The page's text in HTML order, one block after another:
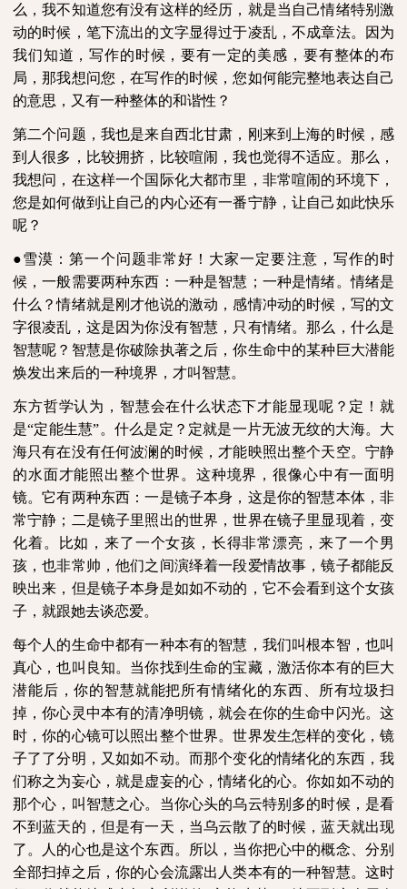
么，我不知道您有没有这样的经历，就是当自己情绪特别激
动的时候，笔下流出的文字显得过于凌乱，不成章法。因为
我们知道，写作的时候，要有一定的美感，要有整体的布
局，那我想问您，在写作的时候，您如何能完整地表达自己
的意思，又有一种整体的和谐性？
第二个问题，我也是来自西北甘肃，刚来到上海的时候，感
到人很多，比较拥挤，比较喧闹，我也觉得不适应。那么，
我想问，在这样一个国际化大都市里，非常喧闹的环境下，
您是如何做到让自己的内心还有一番宁静，让自己如此快乐
呢？
●雪漠：第一个问题非常好！大家一定要注意，写作的时
候，一般需要两种东西：一种是智慧；一种是情绪。情绪是
什么？情绪就是刚才他说的激动，感情冲动的时候，写的文
字很凌乱，这是因为你没有智慧，只有情绪。那么，什么是
智慧呢？智慧是你破除执著之后，你生命中的某种巨大潜能
焕发出来后的一种境界，才叫智慧。
东方哲学认为，智慧会在什么状态下才能显现呢？定！就
是“定能生慧”。什么是定？定就是一片无波无纹的大海。大
海只有在没有任何波澜的时候，才能映照出整个天空。宁静
的水面才能照出整个世界。这种境界，很像心中有一面明
镜。它有两种东西：一是镜子本身，这是你的智慧本体，非
常宁静；二是镜子里照出的世界，世界在镜子里显现着，变
化着。比如，来了一个女孩，长得非常漂亮，来了一个男
孩，也非常帅，他们之间演绎着一段爱情故事，镜子都能反
映出来，但是镜子本身是如如不动的，它不会看到这个女孩
子，就跟她去谈恋爱。
每个人的生命中都有一种本有的智慧，我们叫根本智，也叫
真心，也叫良知。当你找到生命的宝藏，激活你本有的巨大
潜能后，你的智慧就能把所有情绪化的东西、所有垃圾扫
掉，你心灵中本有的清净明镜，就会在你的生命中闪光。这
时，你的心镜可以照出整个世界。世界发生怎样的变化，镜
子了了分明，又如如不动。而那个变化的情绪化的东西，我
们称之为妄心，就是虚妄的心，情绪化的心。你如如不动的
那个心，叫智慧之心。当你心头的乌云特别多的时候，是看
不到蓝天的，但是有一天，当乌云散了的时候，蓝天就出现
了。人的心也是这个东西。所以，当你把心中的概念、分别
全部扫掉之后，你的心会流露出人类本有的一种智慧。这时